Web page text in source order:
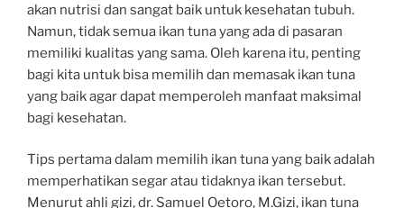
akan nutrisi dan sangat baik untuk kesehatan tubuh.
Namun, tidak semua ikan tuna yang ada di pasaran
memiliki kualitas yang sama. Oleh karena itu, penting
bagi kita untuk bisa memilih dan memasak ikan tuna
yang baik agar dapat memperoleh manfaat maksimal
bagi kesehatan.
Tips pertama dalam memilih ikan tuna yang baik adalah
memperhatikan segar atau tidaknya ikan tersebut.
Menurut ahli gizi, dr. Samuel Oetoro, M.Gizi, ikan tuna